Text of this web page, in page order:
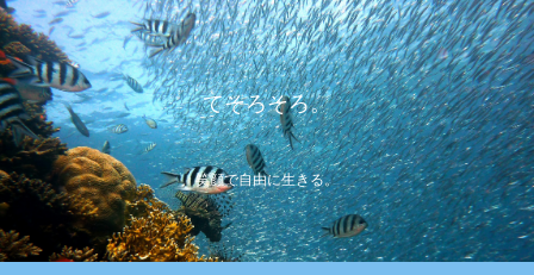
てそろそろ。
笑顔で自由に生きる。